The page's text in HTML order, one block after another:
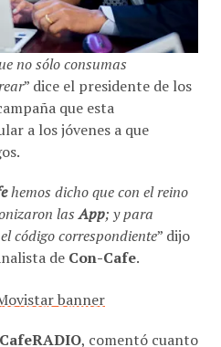
no sólo consumas
” dice el presidente de los
que esta
a los jóvenes a que
lasApp; y para
código correspondiente
deCon-Cafe.
Ver:Alcatel OneTouch